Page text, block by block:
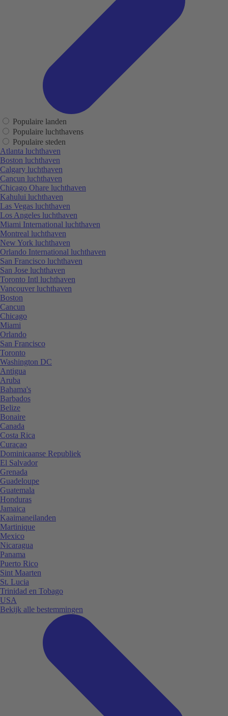
Populaire landen
Populaire luchthavens
Populaire steden
Atlanta luchthaven
Boston luchthaven
Calgary luchthaven
Cancun luchthaven
Chicago Ohare luchthaven
Kahului luchthaven
Las Vegas luchthaven
Los Angeles luchthaven
Miami International luchthaven
Montreal luchthaven
New York luchthaven
Orlando International luchthaven
San Francisco luchthaven
San Jose luchthaven
Toronto Intl luchthaven
Vancouver luchthaven
Boston
Cancun
Chicago
Miami
Orlando
San Francisco
Toronto
Washington DC
Antigua
Aruba
Bahama's
Barbados
Belize
Bonaire
Canada
Costa Rica
Curaçao
Dominicaanse Republiek
El Salvador
Grenada
Guadeloupe
Guatemala
Honduras
Jamaica
Kaaimaneilanden
Martinique
Mexico
Nicaragua
Panama
Puerto Rico
Sint Maarten
St. Lucia
Trinidad en Tobago
USA
Bekijk alle bestemmingen